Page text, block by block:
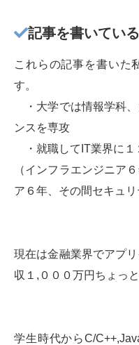
記事を書いてい
これらの記事を書いた
す。
・大学では情報学科
ンスを専攻
・就職してIT業界に１
（インフラエンジニア
ア６年、その間セキュ
現在は金融業界でアプ
収１,０００万円ちょっ
学生時代からC/